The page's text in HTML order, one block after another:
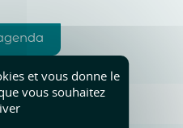
et vous donne le
vous souhaitez